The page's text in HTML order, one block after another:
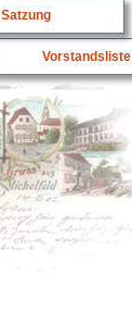
Satzung
Vorstandsliste